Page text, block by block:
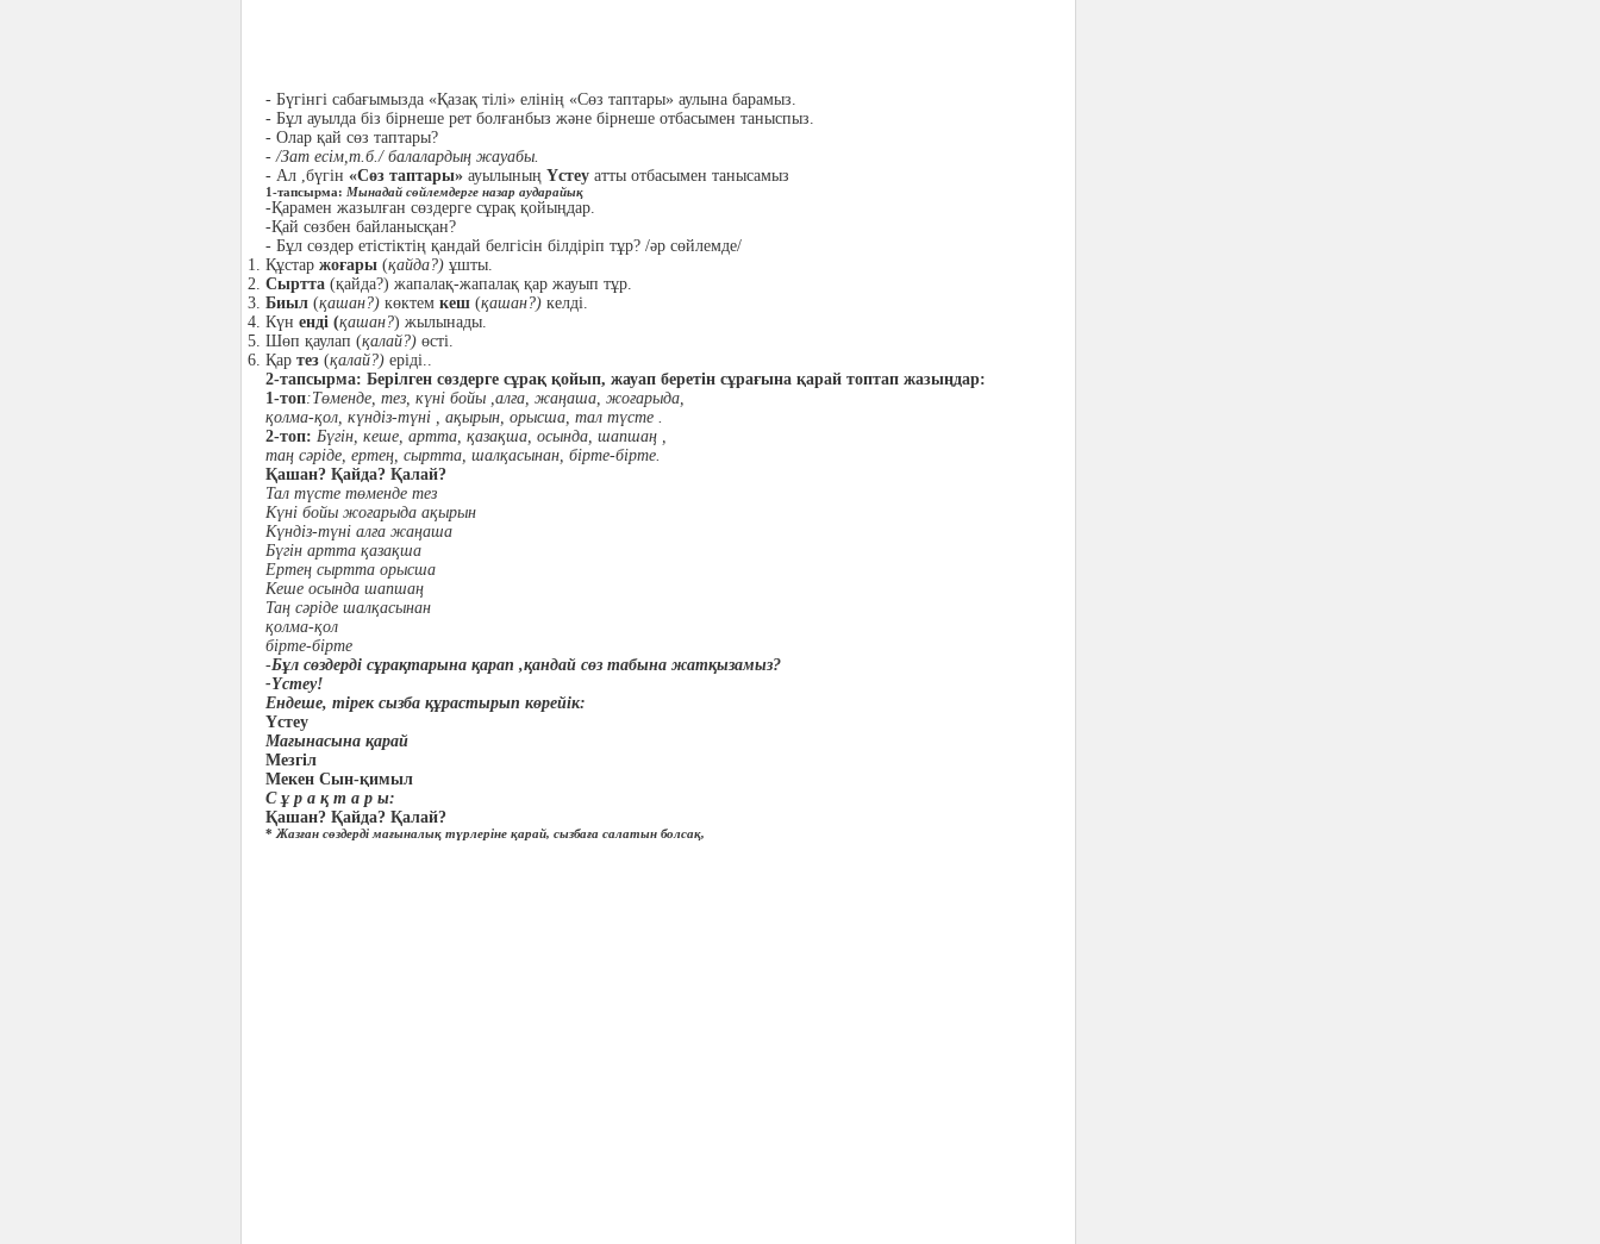
- Бүгінгі сабағымызда «Қазақ тілі» елінің «Сөз таптары» аулына барамыз.
- Бұл ауылда біз бірнеше рет болғанбыз және бірнеше отбасымен таныспыз.
- Олар қай сөз таптары?
-/Зат есім,т.б./ балалардың жауабы.
- Ал ,бүгін «Сөз таптары» ауылының Үстеу атты отбасымен танысамыз
1-тапсырма: Мынадай сөйлемдерге назар аударайық
-Қарамен жазылған сөздерге сұрақ қойыңдар.
-Қай сөзбен байланысқан?
- Бұл сөздер етістіктің қандай белгісін білдіріп тұр? /әр сөйлемде/
Құстар жоғары (қайда?) ұшты.
Сыртта (қайда?) жапалақ-жапалақ қар жауып тұр.
Биыл (қашан?) көктем кеш (қашан?) келді.
Күн енді (қашан?) жылынады.
Шөп қаулап (қалай?) өсті.
Қар тез (қалай?) еріді..
2-тапсырма: Берілген сөздерге сұрақ қойып, жауап беретін сұрағына қарай топтап жазыңдар:
1-топ:Төменде, тез, күні бойы ,алға, жаңаша, жоғарыда,
қолма-қол, күндіз-түні , ақырын, орысша, тал түсте .
2-топ: Бүгін, кеше, артта, қазақша, осында, шапшаң ,
таң сәріде, ертең, сыртта, шалқасынан, бірте-бірте.
Қашан? Қайда? Қалай?
Тал түсте төменде тез
Күні бойы жоғарыда ақырын
Күндіз-түні алға жаңаша
Бүгін артта қазақша
Ертең сыртта орысша
Кеше осында шапшаң
Таң сәріде шалқасынан
қолма-қол
бірте-бірте
-Бұл сөздерді сұрақтарына қарап ,қандай сөз табына жатқызамыз?
-Үстеу!
Ендеше, тірек сызба құрастырып көрейік:
Үстеу
Мағынасына қарай
Мезгіл
Мекен Сын-қимыл
С ұ р а қ т а р ы:
Қашан? Қайда? Қалай?
* Жазған сөздерді мағыналық түрлеріне қарай, сызбаға салатын болсақ,